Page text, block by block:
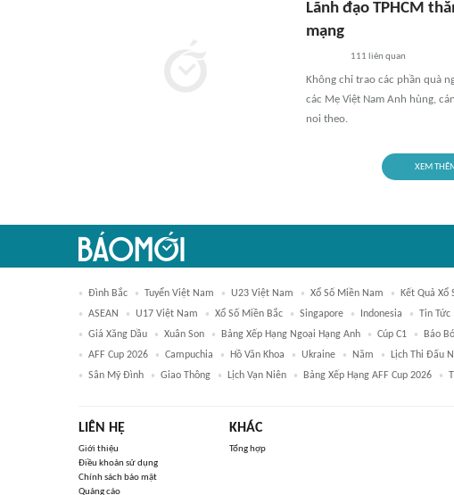
Lãnh đạo TPHCM
mạng
111 liên quan
Không chỉ trao các phần quà
các Mẹ Việt Nam Anh hùng,
noi theo.
XEM
Đình Bắc Tuyển Việt Nam U23 Việt Nam Xổ Số Miền Nam Kết Quả Xổ
ASEAN
U17 Việt Nam Xổ Số Miền Bắc Singapore Indonesia Tin Tức
Giá Xăng Dầu
Xuân Son Bảng Xếp Hạng Ngoại Hạng Anh Cúp C1 Báo
AFF Cup 2026
Campuchia Hồ Văn Khoa Ukraine Năm Lịch Thi Đấu
Sân Mỹ Đình
Giao Thông Lịch Vạn Niên Bảng Xếp Hạng AFF Cup 2026
LIÊN HỆ
Giới thiệu
Điều khoản sử dụng
Chính sách bảo mật
Quảng cáo
KHÁC
Tổng hợp